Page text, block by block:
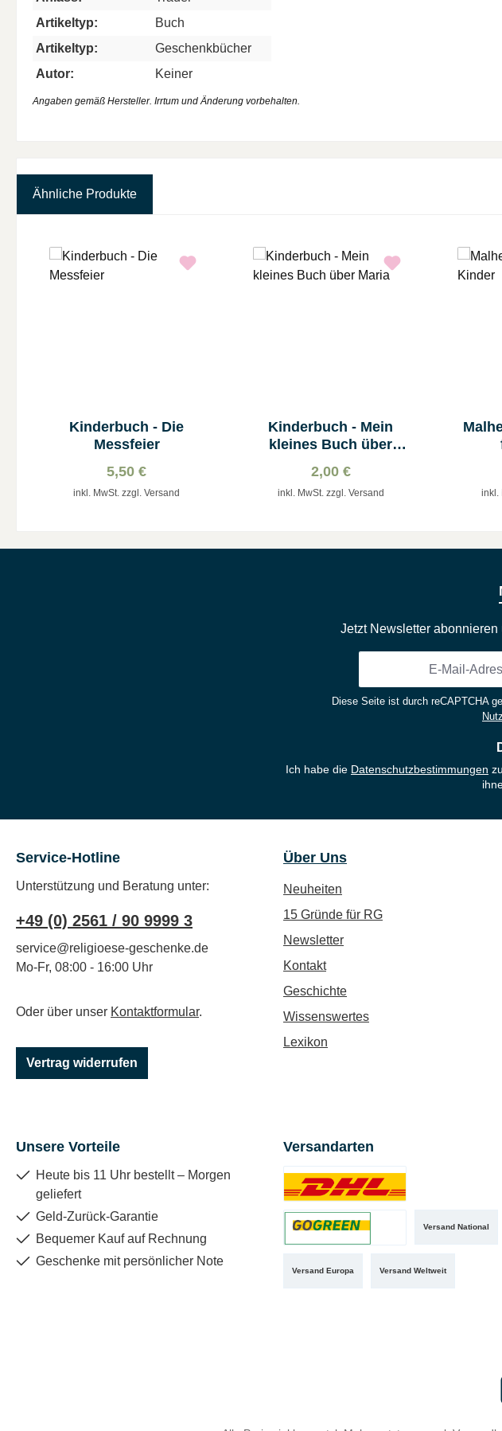
Artikeltyp:
Buch
Artikeltyp:
Geschenkbücher
Autor:
Keiner
Angaben gemäß Hersteller. Irrtum und Änderung vorbehalten.
Ähnliche Produkte
Kinderbuch - Die
Messfeier
5,50 €
inkl. MwSt. zzgl. Versand
Kinderbuch - Mein
kleines Buch über
2,00 €
inkl. MwSt. zzgl. Versand inkl.
Jetzt Newsletter
*
Diese Seite ist durch reCAPTCHA
Ich habe die Datenschutzbestimmungen
Service-Hotline
Unterstützung und Beratung unter:
+49 (0) 2561 / 90 9999 3
service@religioese-geschenke.de
Mo-Fr, 08:00 - 16:00 Uhr
Oder über unser Kontaktformular.
Vertrag widerrufen
Über Uns
Neuheiten
15 Gründe für RG
Newsletter
Kontakt
Geschichte
Wissenswertes
Lexikon
Unsere Vorteile
Heute bis 11 Uhr bestellt – Morgen
geliefert
Geld-Zurück-Garantie
Bequemer Kauf auf Rechnung
Geschenke mit persönlicher Note
Versandarten
Versand National
Versand Europa Versand Weltweit
Benutzerdefiniertes Bild 1